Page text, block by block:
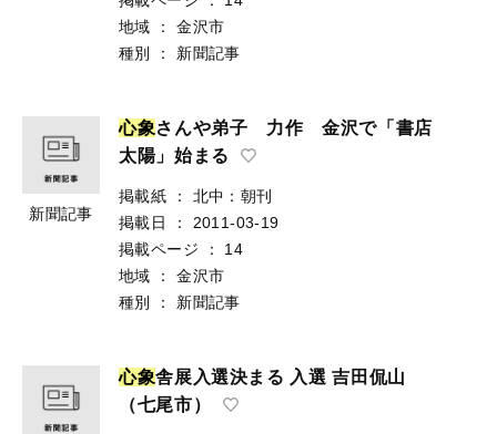
地域
：
金沢市
種別
： 新聞記事
新聞記事
心象さんや弟子 力作 金沢で「書店
太陽」始まる
掲載紙 ：
北中：朝刊
掲載日
：
2011-03-19
掲載ページ
：
14
地域
：
金沢市
種別
： 新聞記事
心象舎展入選決まる 入選 吉田侃山
（七尾市）